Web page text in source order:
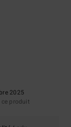
2025
produit